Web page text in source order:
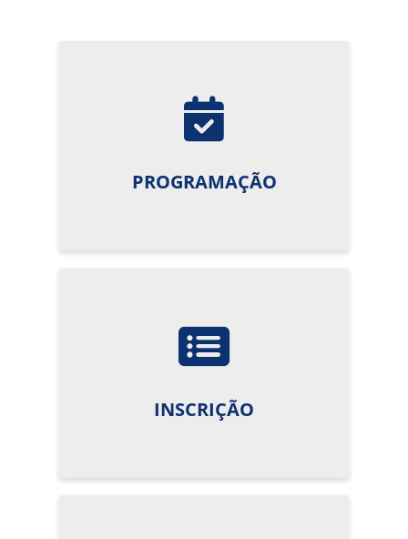
PROGRAMAÇÃO
INSCRIÇÃO